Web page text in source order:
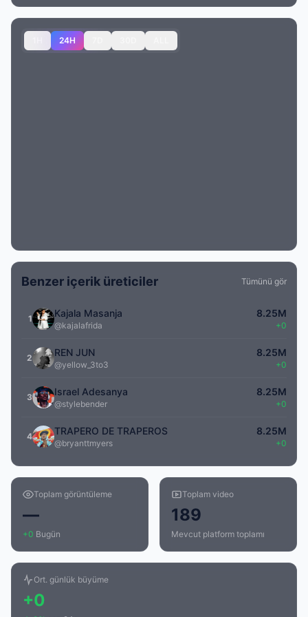
24H
Benzer içerik üreticiler Tümünü gör
1 Kajala Masanja
@kajalafrida
8.25M
+0
2 REN JUN
@yellow_3to3
8.25M
+0
3 Israel Adesanya
@stylebender
8.25M
+0
4 TRAPERO DE TRAPEROS
@bryanttmyers
8.25M
+0
Toplam görüntüleme
—
+0 Bugün
Toplam video
189
Mevcut platform toplamı
Ort. günlük büyüme
+0